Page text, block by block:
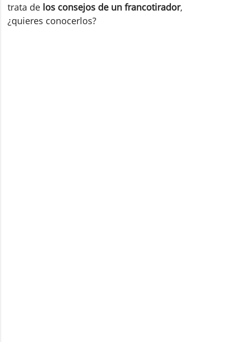
trata de los consejos de un francotirador,
¿quieres conocerlos?